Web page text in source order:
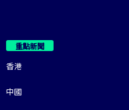
重點新聞
香港
中國